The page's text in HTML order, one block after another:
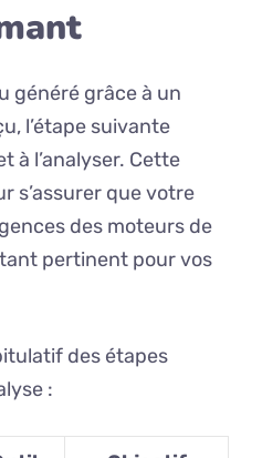
généré grâce à un
l’étape suivante
à l’analyser. Cette
s’assurer que votre
des moteurs de
pertinent pour vos
des étapes
: